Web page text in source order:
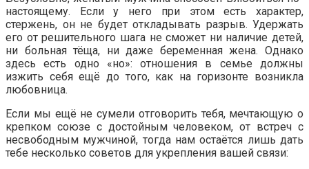
настоящему. Если у него при этом есть характер,
стержень, он не будет откладывать разрыв. Удержать
его от решительного шага не сможет ни наличие детей,
ни больная тёща, ни даже беременная жена. Однако
здесь есть одно «но»: отношения в семье должны
изжить себя ещё до того, как на горизонте возникла
любовница.
Если мы ещё не сумели отговорить тебя, мечтающую о
крепком союзе с достойным человеком, от встреч с
несвободным мужчиной, тогда нам остаётся лишь дать
тебе несколько советов для укрепления вашей связи: